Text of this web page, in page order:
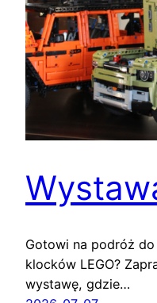
Gotowi na podróż
klocków LEGO?
wystawę, gdzie…